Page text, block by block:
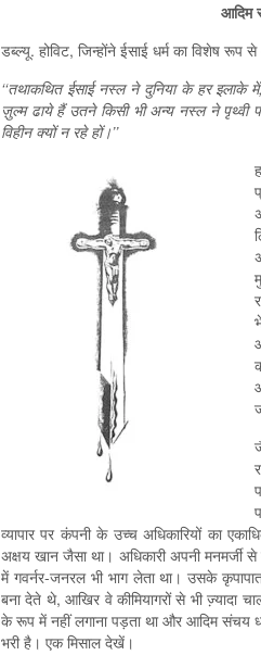
आदिम
डब्ल्यू. होविट, जिन्होंने ईसाई धर्म का विशेष
‘‘तथाकथित ईसाई नस्ल ने दुनिया के हर
ज़ुल्म ढाये हैं उतने किसी भी अन्य नस्ल ने पृथ्वी
विहीन क्यों न रहे हों।’’
व्यापार पर कंपनी के उच्च अधिकारियों का
अक्षय खान जैसा था। अधिकारी अपनी मनमर्जी
में गवर्नर-जनरल भी भाग लेता था। उसके
बना देते थे, आखिर वे कीमियागरों से भी ज्‍़यादा
के रूप में नहीं लगाना पड़ता था और आदिम संचय
भरी है। एक मिसाल देखें।